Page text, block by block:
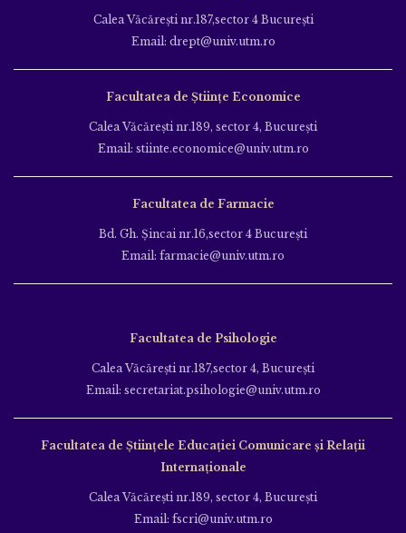
Calea Văcăreşti nr.187,sector 4 Bucureşti
Email: drept@univ.utm.ro
Facultatea de Științe Economice
Calea Văcăreşti nr.189, sector 4, Bucureşti
Email: stiinte.economice@univ.utm.ro
Facultatea de Farmacie
Bd. Gh. Şincai nr.16,sector 4 Bucureşti
Email: farmacie@univ.utm.ro
Facultatea de Psihologie
Calea Văcăreşti nr.187,sector 4, Bucureşti
Email: secretariat.psihologie@univ.utm.ro
Facultatea de Ştiinţele Educației Comunicare și Relații
Internaționale
Calea Văcăreşti nr.189, sector 4, Bucureşti
Email: fscri@univ.utm.ro